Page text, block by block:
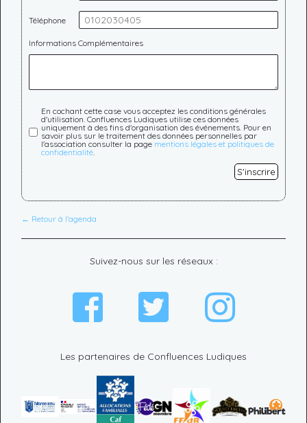
Téléphone
Informations Complémentaires
En cochant cette case vous acceptez les conditions générales
d'utilisation. Confluences Ludiques utilise ces données
uniquement à des fins d'organisation des événements. Pour en
savoir plus sur le traitement des données personnelles par
l'association consulter la page mentions légales et politiques de
confidentialité.
S'inscrire
← Retour à l'agenda
Les partenaires de Confluences Ludiques
Suivez-nous sur les réseaux :